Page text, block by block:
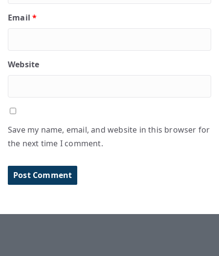
Email*
Website
Save my name, email, and website in this browser for
the next time I comment.